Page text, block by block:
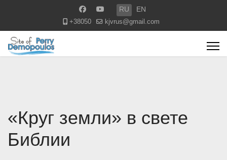
Выберите язык
RU EN
+38050 kjvrus@gmail.com
«Круг земли» в свете
Библии